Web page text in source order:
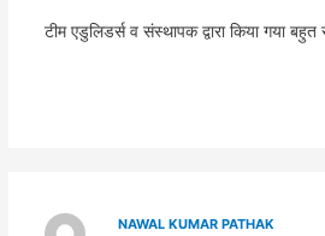
टीम एडुलिडर्स व संस्थापक द्वारा किया गया बहुत
NAWAL KUMAR PATHAK